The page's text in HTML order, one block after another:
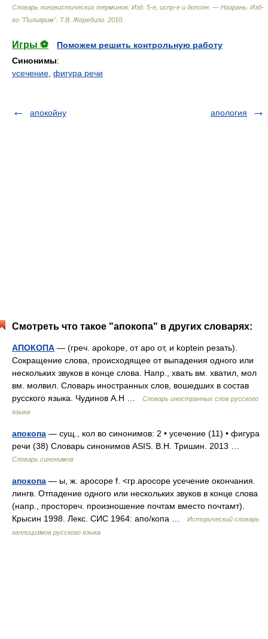
Словарь лингвистических терминов: Изд. 5-е, испр-е и дополн. — Назрань: Изд-
во "Пилигрим". Т.В. Жеребило 2010
Игры ⚽
Поможем решить контрольную работу
Синонимы:
усечение фигура речи
апокойну апология
Смотреть что такое "апокопа" в других словарях:
АПОКОПА — (греч. apokope, от apo от, и koptein резать).
Сокращение слова, происходящее от выпадения одного или
нескольких звуков в конце слова. Напр., хвать вм. хватил, мол
вм. молвил. Словарь иностранных слов, вошедших в состав
русского языка. Чудинов А.Н …
Словарь иностранных слов русского
языка
апокопа — сущ., кол во синонимов: 2 • усечение (11) • фигура
речи (38) Словарь синонимов ASIS. В.Н. Тришин. 2013 …
Словарь синонимов
апокопа — ы, ж. apocope f. <гр.apocope усечение окончания.
лингв. Отпадение одного или нескольких звуков в конце слова
(напр., простореч. произношение почтам вместо почтамт).
Крысин 1998. Лекс. СИС 1964: апо/копа …
Исторический словарь
галлицизмов русского языка